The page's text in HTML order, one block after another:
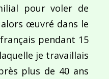
pour voler de
alors œuvré dans le
pendant 15
je travaillais
plus de 40 ans